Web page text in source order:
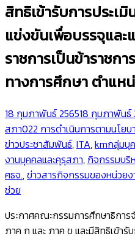
สิทธิเข้ารับการประเ
แข่งขันเพื่อบรรจุแล
ราชการเป็นข้าราชก
ทางการศึกษา ตำแห
18 กุมภาพันธ์ 256518 กุมภาพันธ์
สภา022 การดำเนินการตามนโย
ข่าวประชาสัมพันธ์,ITA,kmกลุ่มบุ
งานบุคคลและคุรุสภา, กิจกรรมบริ
ศธจ.,ข่าวสารกิจกรรมของหน่วยง
ช่วย
ประกาศคณะกรรมการศึกษาธิกา
ภาค ก และ ภาค ข และมีสิทธิเข้า